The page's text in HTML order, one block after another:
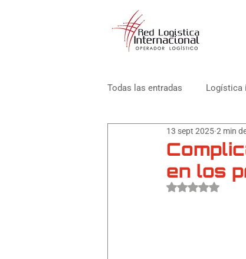
Todas las entradas Logística
Emprendimientos y PYMES
en los
13 sept 2025 2 min
Obtuvo NaN